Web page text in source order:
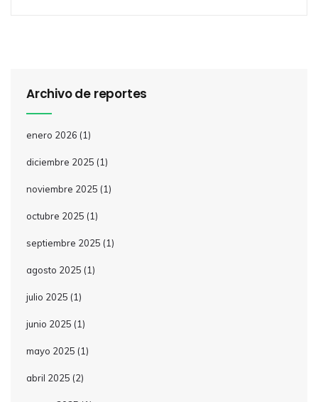
Archivo de reportes
enero 2026 (1)
diciembre 2025 (1)
noviembre 2025 (1)
octubre 2025 (1)
septiembre 2025 (1)
agosto 2025 (1)
julio 2025 (1)
junio 2025 (1)
mayo 2025 (1)
abril 2025 (2)